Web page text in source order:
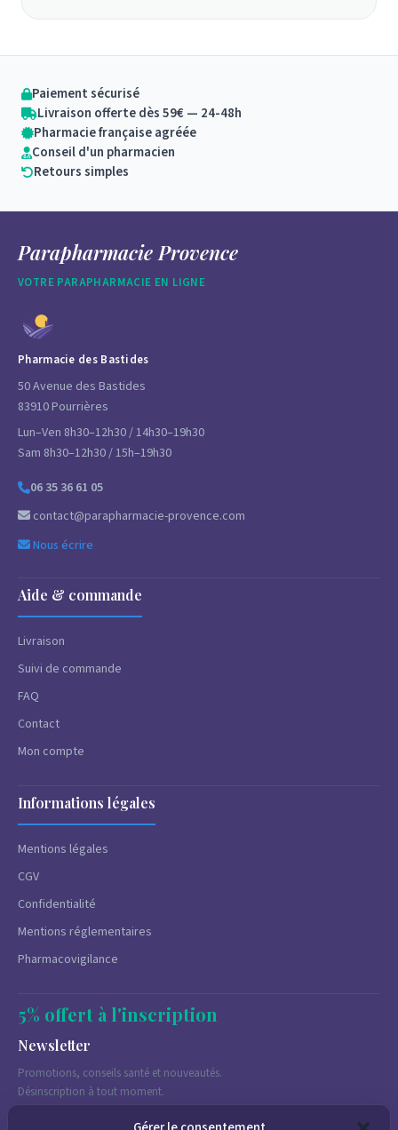
Paiement sécurisé
Livraison offerte dès 59€ — 24-48h
Pharmacie française agréée
Conseil d'un pharmacien
Retours simples
Parapharmacie Provence
VOTRE PARAPHARMACIE EN LIGNE
Pharmacie des Bastides
50 Avenue des Bastides
83910 Pourrières
Lun–Ven 8h30–12h30 / 14h30–19h30
Sam 8h30–12h30 / 15h–19h30
06 35 36 61 05
contact@parapharmacie-provence.com
Nous écrire
Aide & commande
Livraison
Suivi de commande
FAQ
Contact
Mon compte
Informations légales
Mentions légales
CGV
Confidentialité
Mentions réglementaires
Pharmacovigilance
5% offert à l'inscription
Newsletter
Promotions, conseils santé et nouveautés.
Désinscription à tout moment.